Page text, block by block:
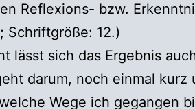
Reflexions- bzw.
Schriftgröße: 12.)
lässt sich das Ergebnis
darum, noch einmal kurz
Wege ich gegangen